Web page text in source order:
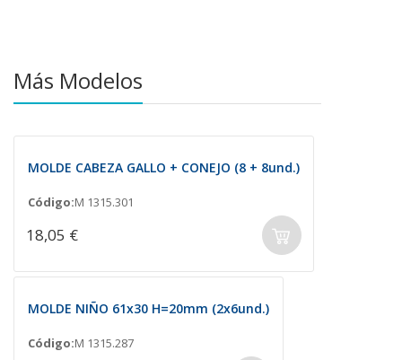
Más Modelos
MOLDE CABEZA GALLO + CONEJO (8 + 8und.)
Código:M 1315.301
18,05 €
MOLDE NIÑO 61x30 H=20mm (2x6und.)
Código:M 1315.287